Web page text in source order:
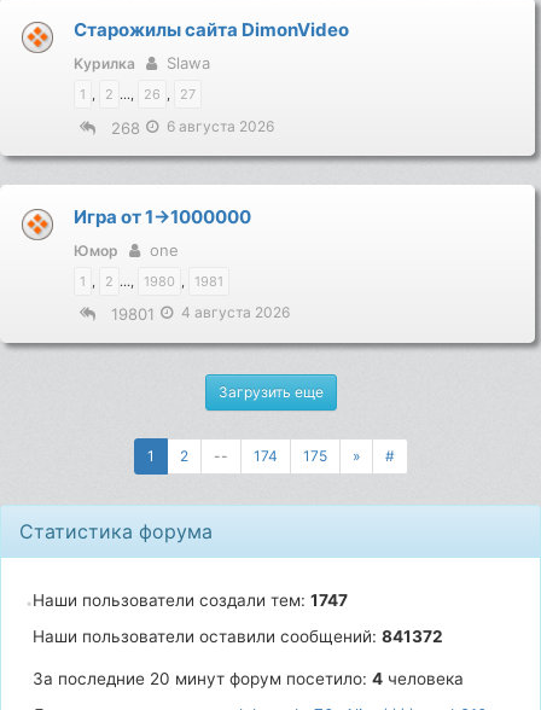
Старожилы сайта DimonVideo
Kурилка Slawa
1 , 2 ..., 26 , 27
268 6 августа 2026
Игра от 1->1000000
Юмор one
1 , 2 ..., 1980 , 1981
19801 4 августа 2026
Загрузить еще
1 2 -- 174 175 » #
Статистика форума
Наши пользователи создали тем:1747
Наши пользователи оставили сообщений:841372
За последние 20 минут форум посетило:4 человека